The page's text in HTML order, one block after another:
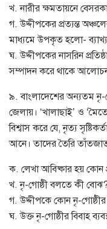
খ. নারীর ক্ষমতায়নে
গ. উদ্দীপকের প্রত্যন্ত
মাধ্যমে উপকৃত হলো-
ঘ. উদ্দীপকের নাসরিন
সম্পাদন করে থাকে
৯. বাংলাদেশের অন্যতম নৃ-
জেলায়। ‘খালাছাই’ ও
বিশ্বাস করে যে, নৃত্য
আনে। তাদের তৈরি তাঁতজাত
ক. লেখা আবিষ্কার হয় কোন
খ. নৃ-গোষ্ঠী বলতে কী
গ. উদ্দীপকে কোন নৃ-গোষ্ঠীর
ঘ. উক্ত নৃ-গোষ্ঠীর বিবাহ